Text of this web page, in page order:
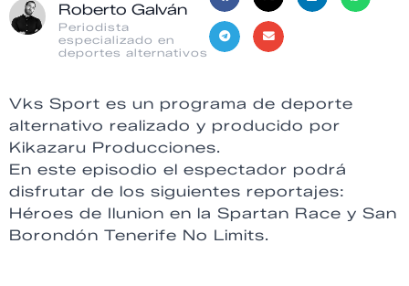
Roberto Galván
Periodista
especializado en
deportes alternativos
Vks Sport es un programa de deporte
alternativo realizado y producido por
Kikazaru Producciones.
En este episodio el espectador podrá
disfrutar de los siguientes reportajes:
Héroes de Ilunion en la Spartan Race y San
Borondón Tenerife No Limits.